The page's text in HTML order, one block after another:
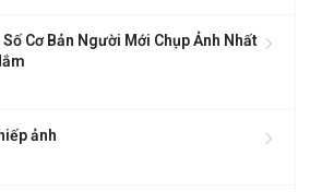
Cơ Bản Người Mới Chụp Ảnh Nhất
ảnh